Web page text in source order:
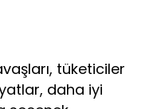
tüketiciler
daha iyi